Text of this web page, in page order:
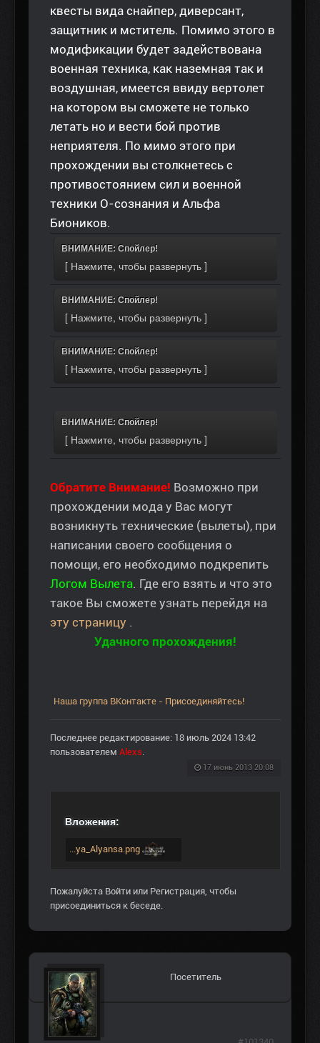
квесты вида снайпер, диверсант,
защитник и мститель. Помимо этого в
модификации будет задействована
военная техника, как наземная так и
воздушная, имеется ввиду вертолет
на котором вы сможете не только
летать но и вести бой против
неприятеля. По мимо этого при
прохождении вы столкнетесь с
противостоянием сил и военной
техники О-сознания и Альфа
Биоников.
ВНИМАНИЕ: Спойлер!
ВНИМАНИЕ: Спойлер!
ВНИМАНИЕ: Спойлер!
ВНИМАНИЕ: Спойлер!
Обратите Внимание! Возможно при
прохождении мода у Вас могут
возникнуть технические (вылеты), при
написании своего сообщения о
помощи, его необходимо подкрепить
Логом Вылета. Где его взять и что это
такое Вы сможете узнать перейдя на
эту страницу .
Удачного прохождения!
Наша группа ВКонтакте - Присоединяйтесь!
Последнее редактирование: 18 июль 2024 13:42
пользователем Alexs.
17 июнь 2013 20:08
Вложения:
...ya_Alyansa.png
Пожалуйста Войти или Регистрация, чтобы
присоединиться к беседе.
Посетитель